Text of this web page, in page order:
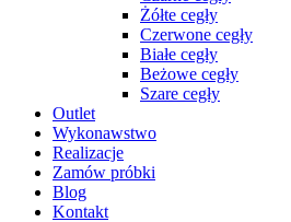
Żółte cegły
Czerwone cegły
Białe cegły
Beżowe cegły
Szare cegły
Outlet
Wykonawstwo
Realizacje
Zamów próbki
Blog
Kontakt